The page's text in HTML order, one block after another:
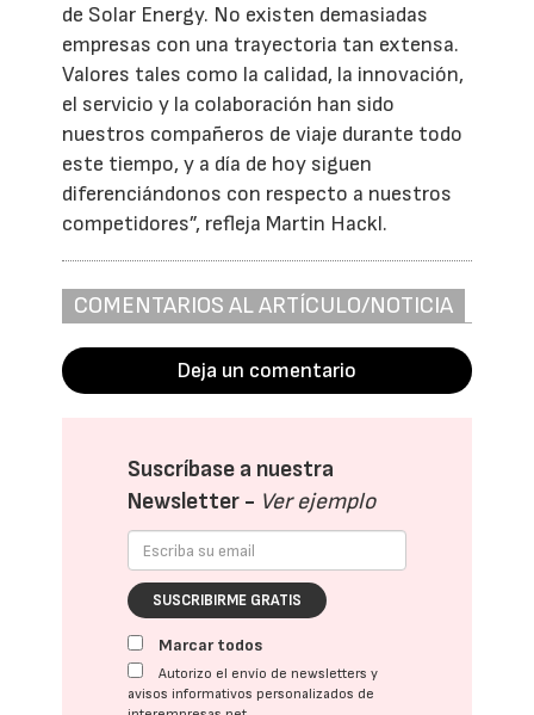
de Solar Energy. No existen demasiadas
empresas con una trayectoria tan extensa.
Valores tales como la calidad, la innovación,
el servicio y la colaboración han sido
nuestros compañeros de viaje durante todo
este tiempo, y a día de hoy siguen
diferenciándonos con respecto a nuestros
competidores”, refleja Martin Hackl.
COMENTARIOS AL ARTÍCULO/NOTICIA
Deja un comentario
Suscríbase a nuestra
Newsletter - Ver ejemplo
SUSCRIBIRME GRATIS
Marcar todos
Autorizo el envío de newsletters y
avisos informativos personalizados de